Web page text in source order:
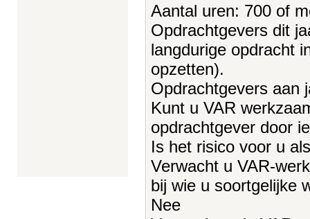
Aantal uren: 700 of
Opdrachtgevers dit
langdurige opdracht
opzetten).
Opdrachtgevers aan
Kunt u VAR
opdrachtgever door
Is het risico voor u
Verwacht u VAR-
bij wie u soortgelijke
Nee